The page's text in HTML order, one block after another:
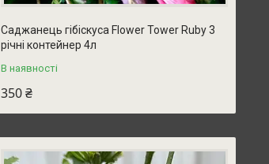
Саджанець гібіскуса Flower Tower Ruby 3
річні контейнер 4л
В наявності
350 ₴